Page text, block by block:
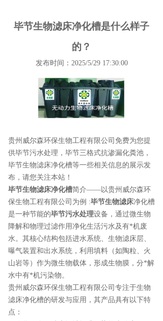
毕节生物滤床净化槽是什么样子
的？
发布时间：2025/5/29 17:30:00
贵州威尔森环保生物工程有限公司免费为您提
供毕节污水处理 ，毕节三格式抗渗漏化粪池，
毕节生物滤床净化槽等一些相关信息的展示发
布，请您关注本站！
毕节生物滤床净化槽简介——以贵州威尔森环
保生物工程有限公司为例 :毕节生物滤床净化槽
是一种节能的毕节污水处理设备，通过微生物
降解和物理过滤作用净化生活污水及有*机废
水。其核心结构包括进水系统、生物滤床层、
曝气装置和出水系统，利用填料（如陶粒、火
山岩等）作为微生物载体，形成生物膜，分*解
水中有*机污染物。
贵州威尔森环保生物工程有限公司专注于生物
滤床净化槽的研发与应用，其产品具有以下特
点：